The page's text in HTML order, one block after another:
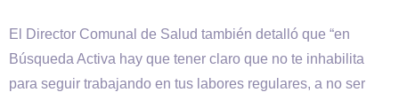
El Director Comunal de Salud también detalló que “en
Búsqueda Activa hay que tener claro que no te inhabilita
para seguir trabajando en tus labores regulares, a no ser